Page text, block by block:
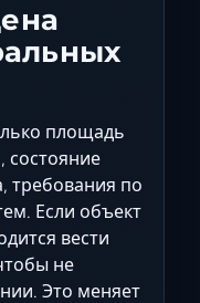
площадь
состояние
требования по
Если объект
вести
не
Это меняет